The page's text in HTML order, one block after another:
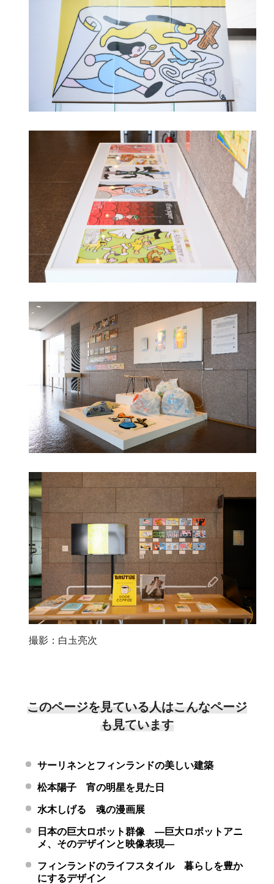
撮影：白圡亮次
このページを見ている人はこんなページ
も見ています
サーリネンとフィンランドの美しい建築
松本陽子 宵の明星を見た日
水木しげる 魂の漫画展
日本の巨大ロボット群像 ―巨大ロボットアニ
メ、そのデザインと映像表現―
フィンランドのライフスタイル 暮らしを豊か
にするデザイン